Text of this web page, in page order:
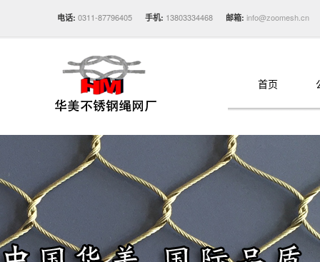
电话: 0311-87796405 手机: 13803334468 邮箱: info@zoomesh.cn
首页